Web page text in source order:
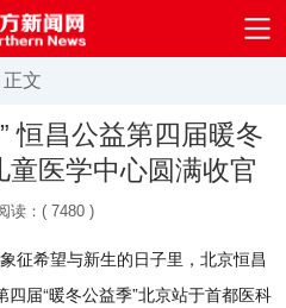
正文
恒昌公益第四届暖冬
医学中心圆满收官
读：( 7480 )
征希望与新生的日子里，北京恒昌
四届“暖冬公益季”北京站于首都医科